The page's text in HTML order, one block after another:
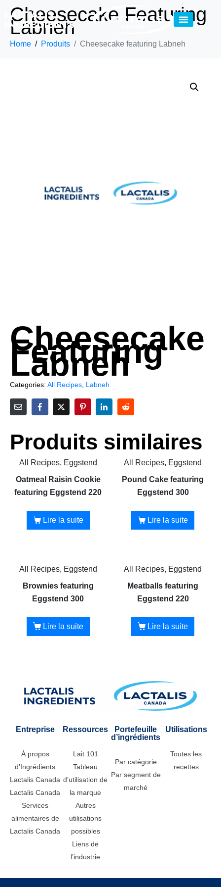
Cheesecake Featuring
Labneh
Home Produits Cheesecake featuring Labneh
Cheesecake
Featuring
Labneh
Categories: All Recipes, Labneh
Produits similaires
All Recipes, Eggstend
Oatmeal Raisin Cookie
featuring Eggstend 220
Lire la suite
All Recipes, Eggstend
Pound Cake featuring
Eggstend 300
Lire la suite
All Recipes, Eggstend
Brownies featuring
Eggstend 300
Lire la suite
All Recipes, Eggstend
Meatballs featuring
Eggstend 220
Lire la suite
Entreprise
À propos
d’Ingrédients
Lactalis Canada
Lactalis Canada
Services
alimentaires de
Lactalis Canada
Ressources
Lait 101
Tableau
d’utilisation de
la marque
Autres
utilisations
possibles
Liens de
l’industrie
Portefeuille
d’ingrédients
Par catégorie
Par segment de
marché
Utilisations
Toutes les
recettes